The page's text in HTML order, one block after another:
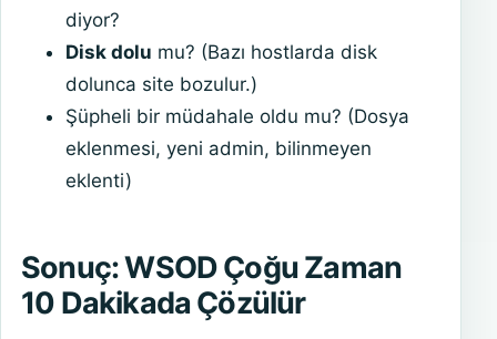
diyor?
Disk dolu mu? (Bazı hostlarda disk
dolunca site bozulur.)
Şüpheli bir müdahale oldu mu? (Dosya
eklenmesi, yeni admin, bilinmeyen
eklenti)
Sonuç: WSOD Çoğu Zaman
10 Dakikada Çözülür